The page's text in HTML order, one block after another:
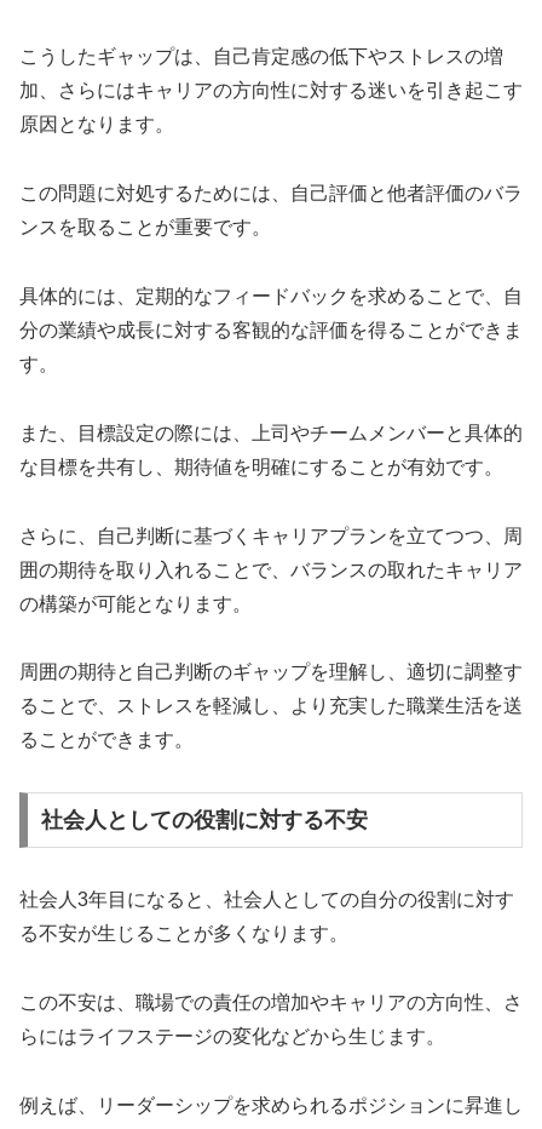
こうしたギャップは、自己肯定感の低下やストレスの増
加、さらにはキャリアの方向性に対する迷いを引き起こす
原因となります。
この問題に対処するためには、自己評価と他者評価のバラ
ンスを取ることが重要です。
具体的には、定期的なフィードバックを求めることで、自
分の業績や成長に対する客観的な評価を得ることができま
す。
また、目標設定の際には、上司やチームメンバーと具体的
な目標を共有し、期待値を明確にすることが有効です。
さらに、自己判断に基づくキャリアプランを立てつつ、周
囲の期待を取り入れることで、バランスの取れたキャリア
の構築が可能となります。
周囲の期待と自己判断のギャップを理解し、適切に調整す
ることで、ストレスを軽減し、より充実した職業生活を送
ることができます。
社会人としての役割に対する不安
社会人3年目になると、社会人としての自分の役割に対す
る不安が生じることが多くなります。
この不安は、職場での責任の増加やキャリアの方向性、さ
らにはライフステージの変化などから生じます。
例えば、リーダーシップを求められるポジションに昇進し